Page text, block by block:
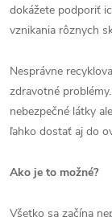
dokážete podporiť
vznikania rôznych
Nesprávne
zdravotné
nebezpečné látky
ľahko dostať aj do
Ako je to možné?
Všetko sa začína